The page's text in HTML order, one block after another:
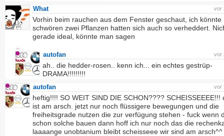
vor
What
Vorhin beim rauchen aus dem Fenster geschaut, ich könnte
schwören zwei Pflanzen hatten sich auch so verheddert.
gerade ideal, könnte man sagen
vor
autofan
ah.. die hedder-rosen.. kenn ich... ein echtes gestrüp-
DRAMA!!!!!!!!!
vor
autofan
heftig!!!! SO WEIT SIND DIE SCHON???? SCHEISSEEEE!!!
ist am arsch. jetzt nur noch flüssigere bewegungen und die
freiheitsgrade nutzen die zur verfügung stehen - fuck wenn
schon solche bauen dann hoff ich nur noch das die
laaaange unobtanium bleibt scheisseee wir sind am arsch^^